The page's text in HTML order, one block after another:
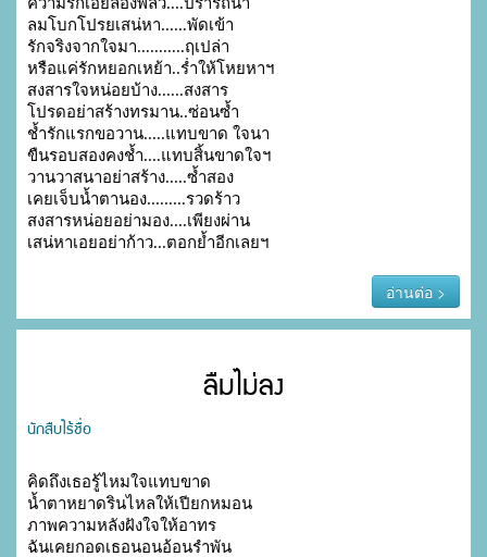
ลมโบกโปรยเสน่หา......พัดเข้า
รักจริงจากใจมา...........ฤเปล่า
หรือแค่รักหยอกเหย้า..ร่ำให้โหยหาฯ
สงสารใจหน่อยบ้าง......สงสาร
โปรดอย่าสร้างทรมาน..ซ่อนซ้ำ
ช้ำรักแรกขอวาน.....แทบขาด ใจนา
ขืนรอบสองคงช้ำ....แทบสิ้นขาดใจฯ
วานวาสนาอย่าสร้าง.....ซ้ำสอง
เคยเจ็บน้ำตานอง.........รวดร้าว
สงสารหน่อยอย่ามอง....เพียงผ่าน
เสน่หาเอยอย่าก้าว...ตอกย้ำอีกเลยฯ
อ่านต่อ >
ลืมไม่ลง
นักสืบไร้ชื่อ
คิดถึงเธอรู้ไหมใจแทบขาด
น้ำตาหยาดรินไหลให้เปียกหมอน
ภาพความหลังฝังใจให้อาทร
ฉันเคยกอดเธอนอนอ้อนรำพัน